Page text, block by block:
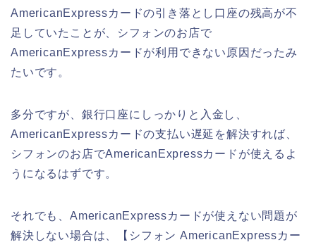
AmericanExpressカードの引き落とし口座の残高が不
足していたことが、シフォンのお店で
AmericanExpressカードが利用できない原因だったみ
たいです。
多分ですが、銀行口座にしっかりと入金し、
AmericanExpressカードの支払い遅延を解決すれば、
シフォンのお店でAmericanExpressカードが使えるよ
うになるはずです。
それでも、AmericanExpressカードが使えない問題が
解決しない場合は、【シフォン AmericanExpressカー